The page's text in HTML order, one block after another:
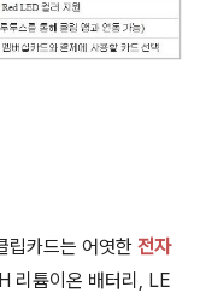
립카드는 어엿한 전자
리튬이온 배터리, LE